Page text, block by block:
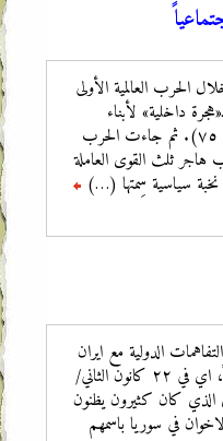
١٩٦٦: ٢٦٩)، وقتلت المجاعة خلال الحرب العالمية الأولى
وتسبّب الاستقلال بـ«هجرة داخلية» لأبناء
الريف، تحوّلت إلى خارجية، مثلت ٣٠٪ من مجمل سكان لبنان (وزارة التصميم، ١٩٧٢: ٧٥). ثم جاءت الحرب
شعب لبنان (لبكي، ١٩٩٢: ٦٠٩). وبعد الحرب هاجر ثلث القوى العاملة
الدولية مع ايران
في مؤتمر «جنيف الايراني»، وتحديد موعد «جنيف ٢» السوري الذي يحمل رقم اثنين مكرراً، اي في ٢٢ كانون الثاني/
الذي كان كثيرون يظنون
في سوريا باسمهم